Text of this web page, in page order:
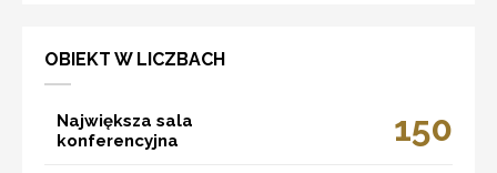
OBIEKT W LICZBACH
Największa sala
konferencyjna
150